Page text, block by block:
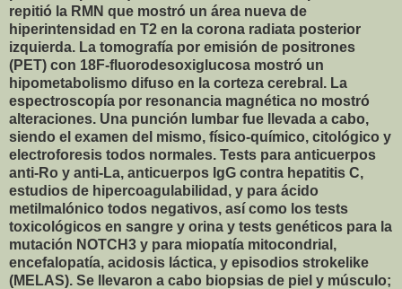
repitió la RMN que mostró un área nueva de
hiperintensidad en T2 en la corona radiata posterior
izquierda. La tomografía por emisión de positrones
(PET) con 18F-fluorodesoxiglucosa mostró un
hipometabolismo difuso en la corteza cerebral. La
espectroscopía por resonancia magnética no mostró
alteraciones. Una punción lumbar fue llevada a cabo,
siendo el examen del mismo, físico-químico, citológico y
electroforesis todos normales. Tests para anticuerpos
anti-Ro y anti-La, anticuerpos IgG contra hepatitis C,
estudios de hipercoagulabilidad, y para ácido
metilmalónico todos negativos, así como los tests
toxicológicos en sangre y orina y tests genéticos para la
mutación NOTCH3 y para miopatía mitocondrial,
encefalopatía, acidosis láctica, y episodios strokelike
(MELAS). Se llevaron a cabo biopsias de piel y músculo;